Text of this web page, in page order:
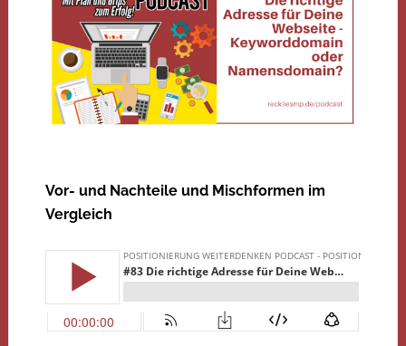
Vor- und Nachteile und Mischformen im
Vergleich